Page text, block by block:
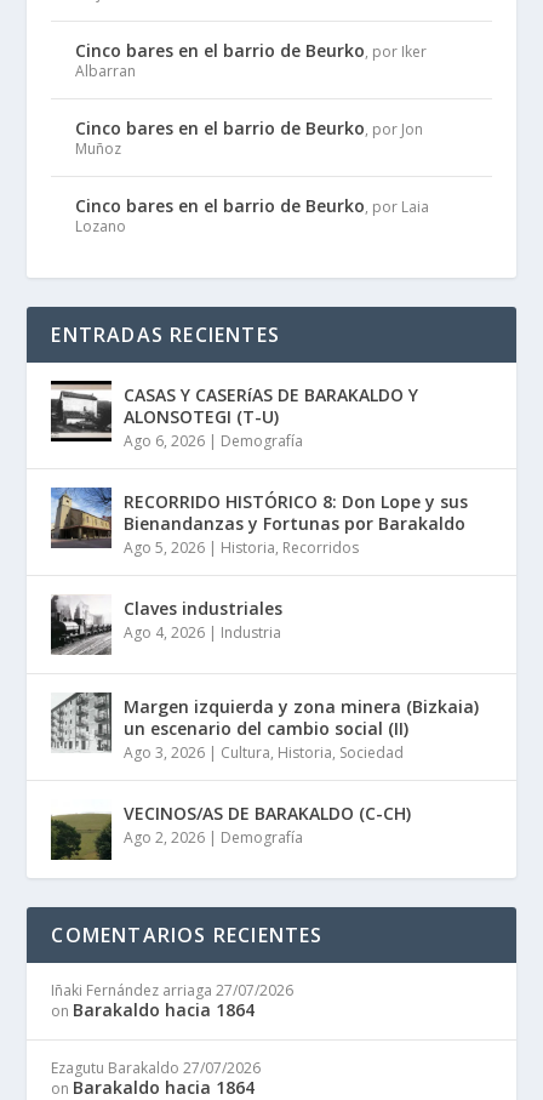
Cinco bares en el barrio de Beurko, por Iker
Albarran
Cinco bares en el barrio de Beurko, por Jon
Muñoz
Cinco bares en el barrio de Beurko, por Laia
Lozano
ENTRADAS RECIENTES
CASAS Y CASERíAS DE BARAKALDO Y
ALONSOTEGI (T-U)
Ago 6, 2026 | Demografía
RECORRIDO HISTÓRICO 8: Don Lope y sus
Bienandanzas y Fortunas por Barakaldo
Ago 5, 2026 | Historia, Recorridos
Claves industriales
Ago 4, 2026 | Industria
Margen izquierda y zona minera (Bizkaia)
un escenario del cambio social (II)
Ago 3, 2026 | Cultura, Historia, Sociedad
VECINOS/AS DE BARAKALDO (C-CH)
Ago 2, 2026 | Demografía
COMENTARIOS RECIENTES
Iñaki Fernández arriaga 27/07/2026
on Barakaldo hacia 1864
Ezagutu Barakaldo 27/07/2026
on Barakaldo hacia 1864